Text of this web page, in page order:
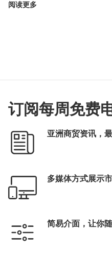
阅读更多
订阅每周免费
亚洲商贸资讯，
多媒体方式展示
简易介面，让你